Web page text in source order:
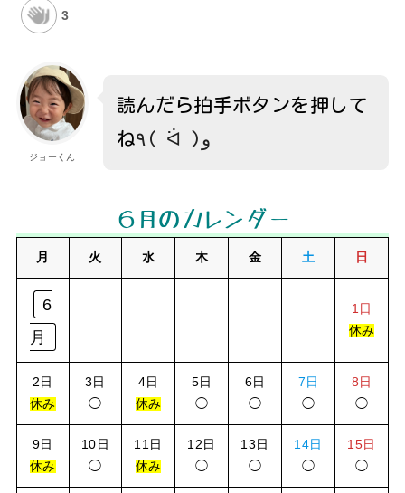
3
ジョーくん
読んだら拍手ボタンを押して
ね
٩( ᐛ )و
６月のカレンダー
月 火 水 木 金 土 日
6
月
1日
休み
2日
休み
3日
◯
4日
休み
5日
◯
6日
◯
7日
◯
8日
◯
9日
休み
10日
◯
11日
休み
12日
◯
13日
◯
14日
◯
15日
◯